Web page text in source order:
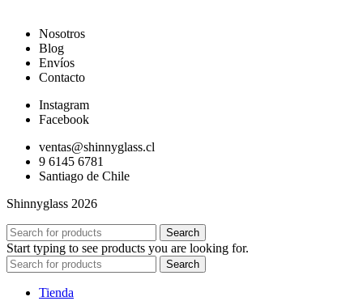
Nosotros
Blog
Envíos
Contacto
Instagram
Facebook
ventas@shinnyglass.cl
9 6145 6781
Santiago de Chile
Shinnyglass 2026
Search
Start typing to see products you are looking for.
Search
Tienda